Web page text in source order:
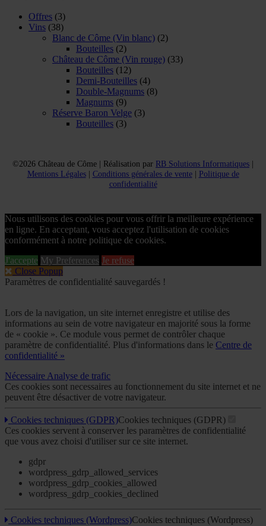
Offres (3)
Vins (38)
Blanc de Côme (Vin blanc) (2)
Bouteilles (2)
Château de Côme (Vin rouge) (33)
Bouteilles (12)
Demi-Bouteilles (4)
Double-Magnums (8)
Magnums (9)
Réserve Baron Velge (3)
Bouteilles (3)
©2026 Château de Côme | Réalisation par RB Solutions Informatiques |
Mentions Légales| Conditions générales de vente| Politique de
confidentialité
Nous utilisons des cookies pour vous offrir la meilleure expérience
en ligne. En acceptant, vous acceptez l'utilisation de cookies
conformément à notre politique de cookies.
J'accepte My Preferences Je refuse
Close Popup
Paramètres de confidentialité sauvegardés !
Lors de la navigation, un site internet enregistre et utilise des
informations au sein de votre navigateur en majorité sous la forme
de « cookie ». Ce module vous permet de contrôler chaque
paramètre de confidentialité. Plus d'informations dans le Centre de
confidentialité »
Nécessaire Analyse de trafic
Ces cookies sont necessaires au fonctionnement du site internet et ne
peuvent être désactiver de votre navigateur.
Cookies techniques (GDPR)Cookies techniques (GDPR)
Ces cookies servent à conserver les paramètres de confidentialité
que vous avez choisi d'utiliser sur ce site internet.
gdpr
wordpress_gdrp_allowed_services
wordpress_gdrp_cookies_allowed
wordpress_gdrp_cookies_declined
Cookies techniques (Wordpress)Cookies techniques (Wordpress)